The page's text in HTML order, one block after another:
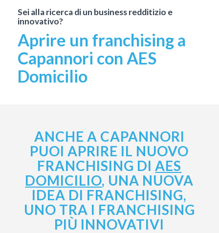
Sei alla ricerca di un business redditizio e
innovativo?
Aprire un franchising a
Capannori con AES
Domicilio
ANCHE A CAPANNORI
PUOI APRIRE IL NUOVO
FRANCHISING DIAES
DOMICILIO, UNA NUOVA
IDEA DI FRANCHISING,
UNO TRA I FRANCHISING
PIÙ INNOVATIVI